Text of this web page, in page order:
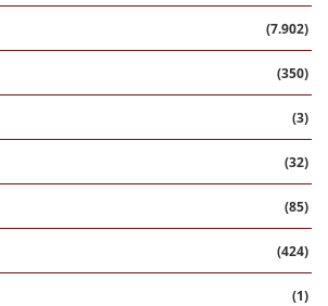
(7.902)
(350)
(3)
(32)
(85)
(424)
(1)